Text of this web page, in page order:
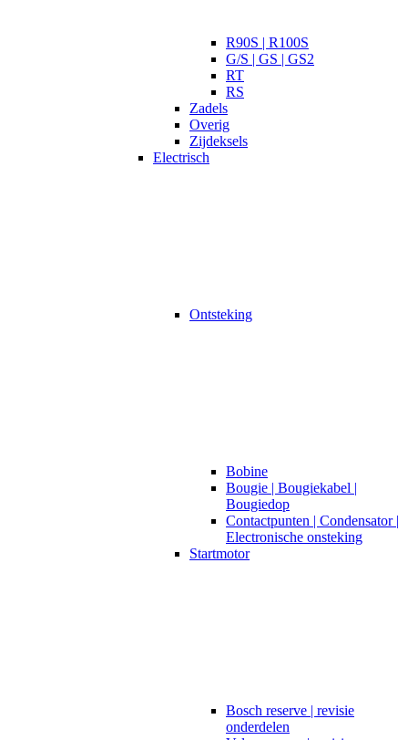
R90S | R100S
G/S | GS | GS2
RT
RS
Zadels
Overig
Zijdeksels
Electrisch
Ontsteking
Bobine
Bougie | Bougiekabel |
Bougiedop
Contactpunten | Condensator |
Electronische onsteking
Startmotor
Bosch reserve | revisie
onderdelen